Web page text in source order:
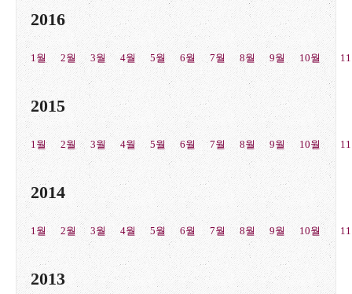
2016
1월 2월 3월 4월 5월 6월 7월 8월 9월 10월
2015
1월 2월 3월 4월 5월 6월 7월 8월 9월 10월
2014
1월 2월 3월 4월 5월 6월 7월 8월 9월 10월
2013